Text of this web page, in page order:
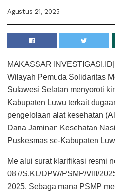
Agustus 21, 2025
MAKASSAR
Wilayah Pemuda Solidaritas
Sulawesi Selatan menyoroti
Kabupaten Luwu terkait
pengelolaan alat kesehatan
Dana Jaminan Kesehatan
Puskesmas se-Kabupaten
Melalui surat klarifikasi resmi
087/S.KL/DPW/PSMP/VIII/
2025. Sebagaimana PSMP